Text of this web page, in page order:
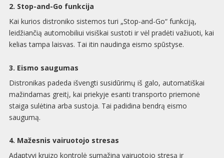
2. Stop-and-Go funkcija
Kai kurios distroniko sistemos turi „Stop-and-Go“ funkciją,
leidžiančią automobiliui visiškai sustoti ir vėl pradėti važiuoti, kai
kelias tampa laisvas. Tai itin naudinga eismo spūstyse.
3. Eismo saugumas
Distronikas padeda išvengti susidūrimų iš galo, automatiškai
mažindamas greitį, kai priekyje esanti transporto priemonė
staiga sulėtina arba sustoja. Tai padidina bendrą eismo
saugumą.
4. Mažesnis vairuotojo stresas
Adaptyvi kruizo kontrolė sumažina vairuotojo stresą ir